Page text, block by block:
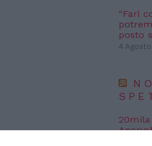
“Fari
posto
4